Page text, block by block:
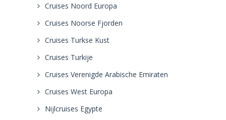
Cruises Noord Europa
Cruises Noorse Fjorden
Cruises Turkse Kust
Cruises Turkije
Cruises Verenigde Arabische Emiraten
Cruises West Europa
Nijlcruises Egypte